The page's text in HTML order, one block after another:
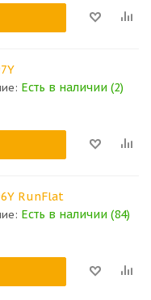
Есть в наличии (2)
RunFlat
Есть в наличии (84)